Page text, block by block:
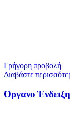
Γρήγορη προβολή
Διαβάστε
Όργανο